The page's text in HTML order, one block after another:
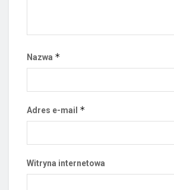
Nazwa *
Adres e-mail *
Witryna internetowa